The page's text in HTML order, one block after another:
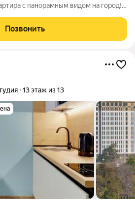
с панорамным видом на город!
Легкая встречная покупка.
спокойная
Позвонить
13 этаж из 13